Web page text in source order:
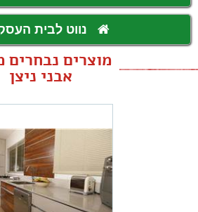
נווט לבית
מוצרים נבחרים
אבני ניצן